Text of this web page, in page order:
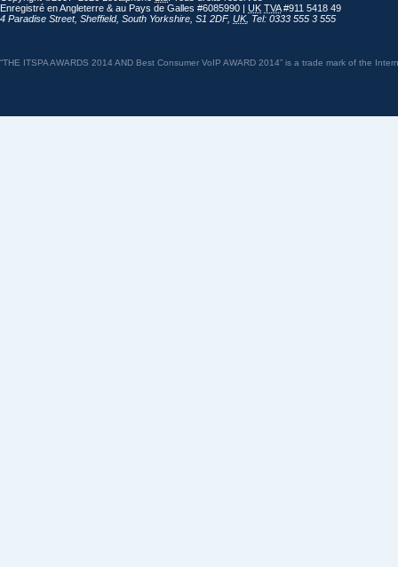
Enregistré en Angleterre & au Pays de Galles #6085990 | UK TVA#911 5418 49
4 Paradise Street, Sheffield, South Yorkshire S1 2DF, UK, Tel: 0333 555 3 555
“THE ITSPA AWARDS 2014 AND Best Consumer VoIP AWARD 2014” is a trade mark of the